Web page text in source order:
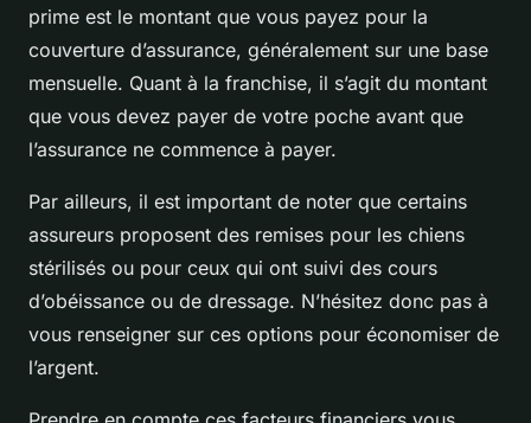
prime est le montant que vous payez pour la
couverture d’assurance, généralement sur une base
mensuelle. Quant à la franchise, il s’agit du montant
que vous devez payer de votre poche avant que
l’assurance ne commence à payer.
Par ailleurs, il est important de noter que certains
assureurs proposent des remises pour les chiens
stérilisés ou pour ceux qui ont suivi des cours
d’obéissance ou de dressage. N’hésitez donc pas à
vous renseigner sur ces options pour économiser de
l’argent.